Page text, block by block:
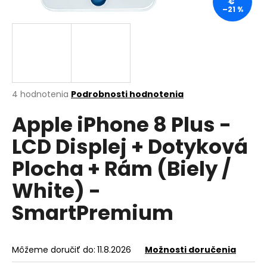
Priemerné
produktu
je
5,0
5
hviezdičiek.
4 hodnotenia Podrobnosti hodnotenia
Apple iPhone 8 Plus -
LCD Displej + Dotyková
Plocha + Rám (Biely /
White) -
SmartPremium
Môžeme doručiť do: 11.8.2026 Možnosti doručenia
–21 %
j
?
HĽADAŤ
O
d
p
r
ú